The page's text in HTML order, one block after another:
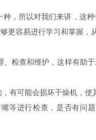
，所以对我们来讲，这
够更容易进行学习和掌
检查和维护，这样有助
有可能会损坏干燥机，
等进行检查，是否有问